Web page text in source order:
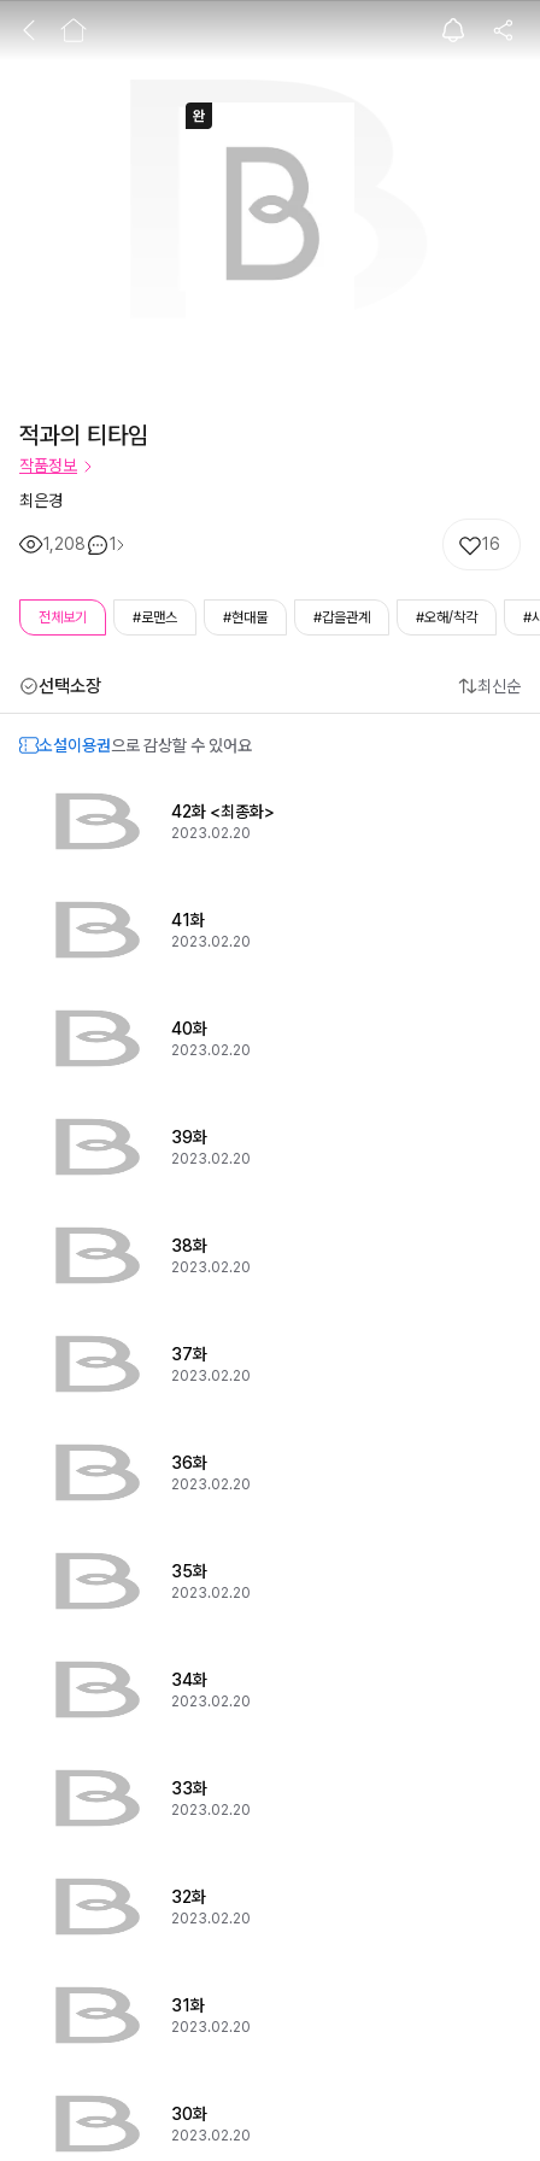
적과의 티타임
적과의 티타임
작품정보
최은경
1,208 1 16
전체보기 #로맨스 #현대물 #갑을관계 #오해/착각 #
선택소장 최신순
소설이용권으로 감상할 수 있어요
42화 <최종화>
2023.02.20
41화
2023.02.20
40화
2023.02.20
39화
2023.02.20
38화
2023.02.20
37화
2023.02.20
36화
2023.02.20
35화
2023.02.20
34화
2023.02.20
33화
2023.02.20
32화
2023.02.20
31화
2023.02.20
30화
2023.02.20